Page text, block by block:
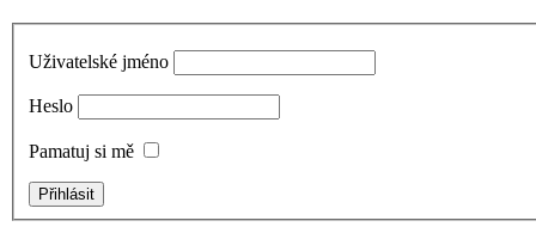
Uživatelské jméno
Heslo
Pamatuj si mě